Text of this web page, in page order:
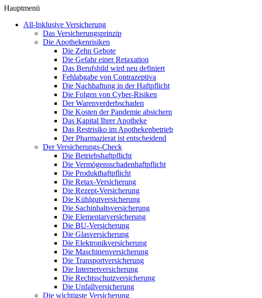
Hauptmenü
All-Inklusive Versicherung
Das Versicherungsprinzip
Die Apothekenrisiken
Die Zehn Gebote
Die Gefahr einer Retaxation
Das Berufsbild wird neu definiert
Fehlabgabe von Contrazeptiva
Die Nachhaftung in der Haftpflicht
Die Folgen von Cyber-Risiken
Der Warenverderbschaden
Die Kosten der Pandemie absichern
Das Kapital Ihrer Apotheke
Das Restrisiko im Apothekenbetrieb
Der Pharmazierat ist entscheidend
Der Versicherungs-Check
Die Betriebshaftpflicht
Die Vermögensschadenhaftpflicht
Die Produkthaftpflicht
Die Retax-Versicherung
Die Rezept-Versicherung
Die Kühlgutversicherung
Die Sachinhaltsversicherung
Die Elementarversicherung
Die BU-Versicherung
Die Glasversicherung
Die Elektronikversicherung
Die Maschinenversicherung
Die Transportversicherung
Die Internetversicherung
Die Rechtsschutzversicherung
Die Unfallversicherung
Die wichtigste Versicherung